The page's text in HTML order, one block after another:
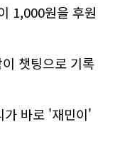
1,000원을 후원
챗팅으로 기록
가 바로 '재민이'